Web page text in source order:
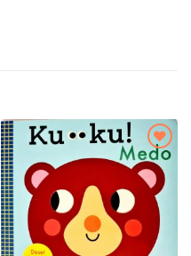
Dodajte
na listu
želja